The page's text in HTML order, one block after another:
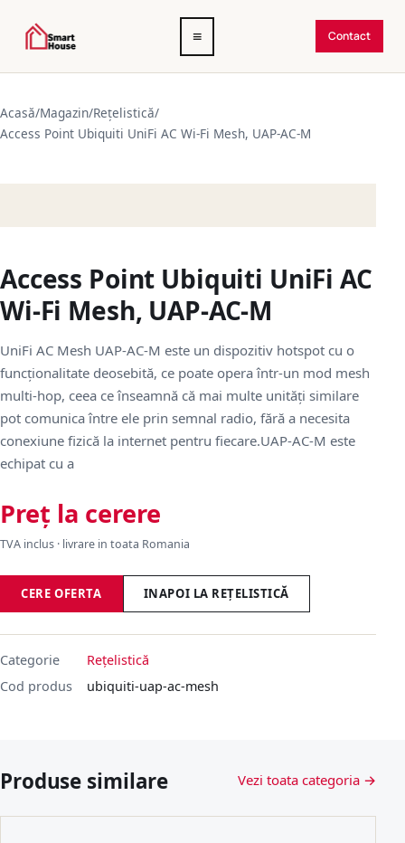
Deschide
meniul
≡ Contact
Acasă/Magazin/Rețelistică/
Access Point Ubiquiti UniFi AC Wi-Fi Mesh, UAP-AC-M
Access Point Ubiquiti UniFi AC
Wi-Fi Mesh, UAP-AC-M
UniFi AC Mesh UAP-AC-M este un dispozitiv hotspot cu o
funcționalitate deosebită, ce poate opera într-un mod mesh
multi-hop, ceea ce înseamnă că mai multe unități similare
pot comunica între ele prin semnal radio, fără a necesita
conexiune fizică la internet pentru fiecare.UAP-AC-M este
echipat cu a
Preț la cerere
TVA inclus · livrare in toata Romania
CERE OFERTA INAPOI LA REȚELISTICĂ
Categorie
Rețelistică
Cod produs
ubiquiti-uap-ac-mesh
Produse similare Vezi toata categoria →